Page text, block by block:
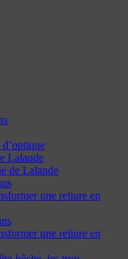
Lalande
de Lalande
une reliure en
une reliure en